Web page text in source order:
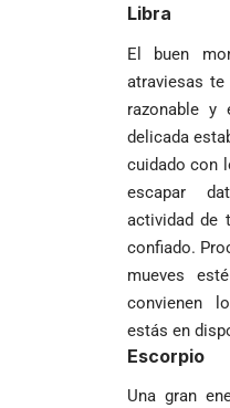
Libra
El buen
atraviesas
razonable y
delicada
cuidado con
escapar
actividad de
confiado.
mueves
convienen
estás en
Escorpio
Una gran